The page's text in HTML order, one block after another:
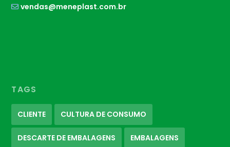
vendas@meneplast.com.br
TAGS
CLIENTE CULTURA DE CONSUMO
DESCARTE DE EMBALAGENS EMBALAGENS